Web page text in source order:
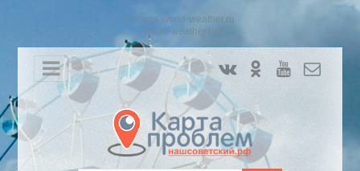
Погода world-weather.ru
world-weather.ru